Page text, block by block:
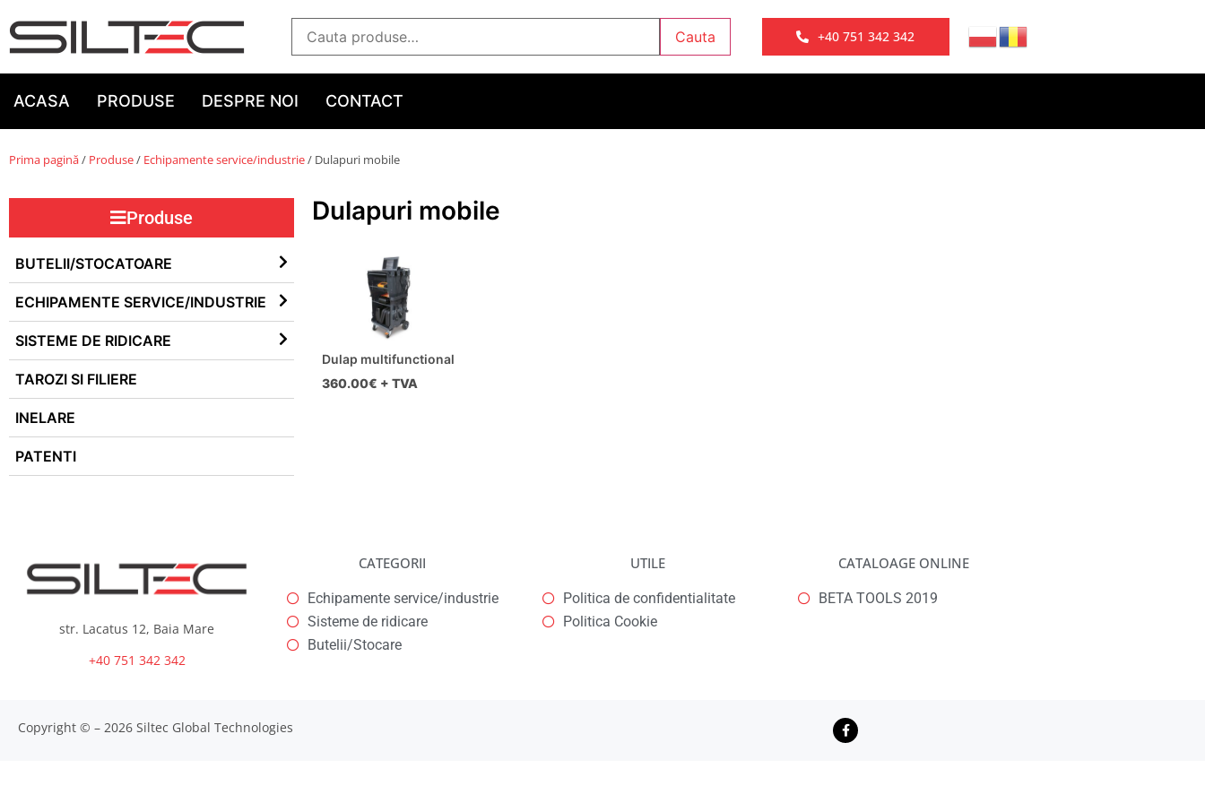
Cauta +40 751 342 342
ACASA PRODUSE DESPRE NOI CONTACT
Prima pagină/ Produse/ Echipamente service/industrie/ Dulapuri mobile
Produse
BUTELII/STOCATOARE
ECHIPAMENTE SERVICE/INDUSTRIE
SISTEME DE RIDICARE
TAROZI SI FILIERE
INELARE
PATENTI
Dulapuri mobile
Dulap multifunctional
360.00€ + TVA
str. Lacatus 12, Baia Mare
+40 751 342 342
CATEGORII
Echipamente service/industrie
Sisteme de ridicare
Butelii/Stocare
UTILE
Politica de confidentialitate
Politica Cookie
CATALOAGE ONLINE
BETA TOOLS 2019
Copyright © – 2026 Siltec Global Technologies